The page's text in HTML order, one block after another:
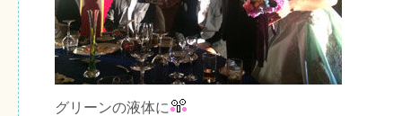
グリーンの液体に